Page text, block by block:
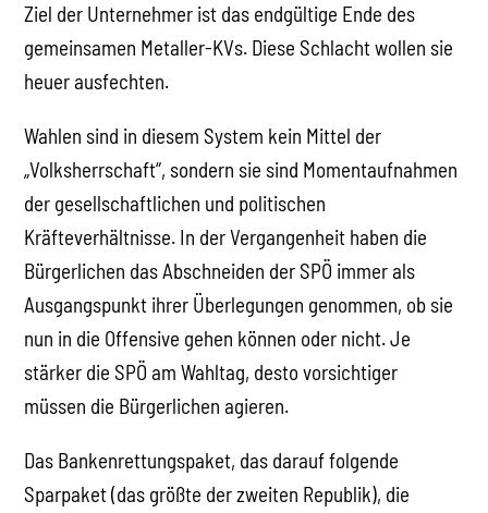
Ziel der Unternehmer ist das endgültige Ende des
gemeinsamen Metaller-KVs. Diese Schlacht wollen sie
heuer ausfechten.
Wahlen sind in diesem System kein Mittel der
„Volksherrschaft“, sondern sie sind Momentaufnahmen
der gesellschaftlichen und politischen
Kräfteverhältnisse. In der Vergangenheit haben die
Bürgerlichen das Abschneiden der SPÖ immer als
Ausgangspunkt ihrer Überlegungen genommen, ob sie
nun in die Offensive gehen können oder nicht. Je
stärker die SPÖ am Wahltag, desto vorsichtiger
müssen die Bürgerlichen agieren.
Das Bankenrettungspaket, das darauf folgende
Sparpaket (das größte der zweiten Republik), die